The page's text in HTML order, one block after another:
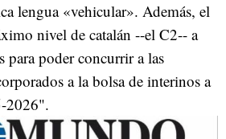
lengua «vehicular». Además, el
nivel de catalán --el C2-- a
para poder concurrir a las
a la bolsa de interinos a
2026".